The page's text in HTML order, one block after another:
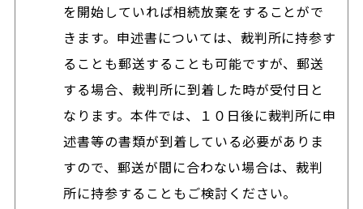
を開始していれば相続放棄をすることがで
きます。申述書については、裁判所に持参す
ることも郵送することも可能ですが、郵送
する場合、裁判所に到着した時が受付日と
なります。本件では、１０日後に裁判所に申
述書等の書類が到着している必要がありま
すので、郵送が間に合わない場合は、裁判
所に持参することもご検討ください。